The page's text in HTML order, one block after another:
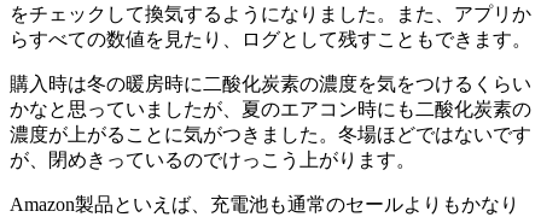
をチェックして換気するようになりました。また、アプリか
らすべての数値を見たり、ログとして残すこともできます。
購入時は冬の暖房時に二酸化炭素の濃度を気をつけるくらい
かなと思っていましたが、 夏のエアコン時にも二酸化炭素の
濃度が上がる ことに気がつきました。冬場ほどではないです
が、閉めきっているのでけっこう上がります。
Amazon製品といえば、充電池も通常のセールよりもかなり